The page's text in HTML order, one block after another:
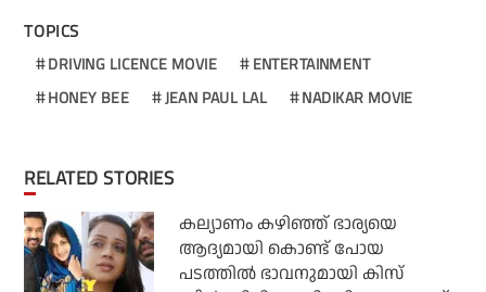
TOPICS
DRIVING LICENCE MOVIE
ENTERTAINMENT
HONEY BEE
JEAN PAUL LAL NADIKAR MOVIE
RELATED STORIES
കല്യാണം കഴിഞ്ഞ് ഭാര്യയെ
ആദ്യമായി കൊണ്ട് പോയ
പടത്തില്‍ ഭാവനുമായി കിസ്